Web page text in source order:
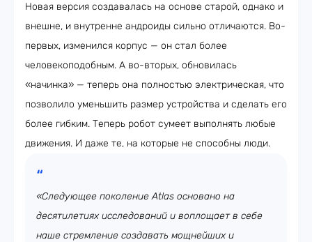
Новая версия создавалась на основе старой, однако и
внешне, и внутренне андроиды сильно отличаются. Во-
первых, изменился корпус — он стал более
человекоподобным. А во-вторых, обновилась
«начинка» — теперь она полностью электрическая, что
позволило уменьшить размер устройства и сделать его
более гибким. Теперь робот сумеет выполнять любые
движения. И даже те, на которые не способны люди.
«Следующее поколение Atlas основано на
десятилетиях исследований и воплощает в себе
наше стремление создавать мощнейших и